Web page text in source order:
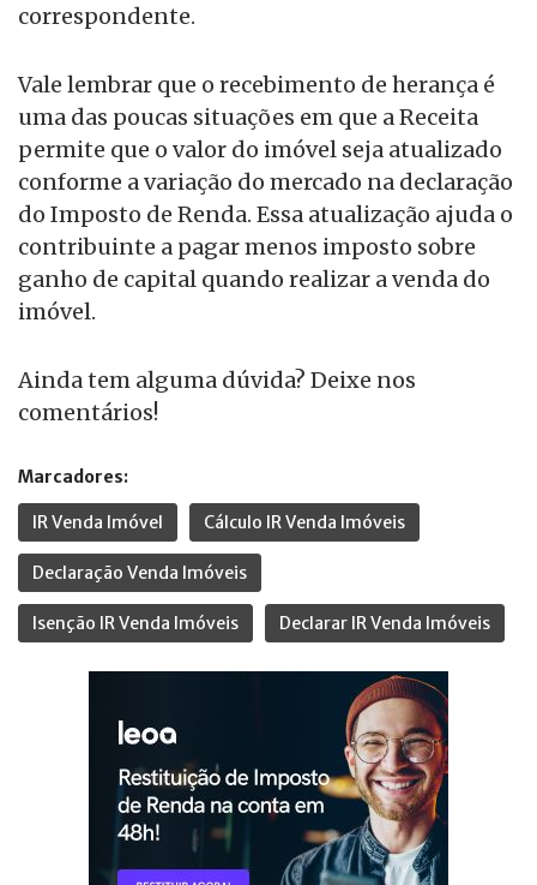
correspondente.
Vale lembrar que o recebimento de herança é
uma das poucas situações em que a Receita
permite que o valor do imóvel seja atualizado
conforme a variação do mercado na declaração
do Imposto de Renda. Essa atualização ajuda o
contribuinte a pagar menos imposto sobre
ganho de capital quando realizar a venda do
imóvel.
Ainda tem alguma dúvida? Deixe nos
comentários!
Marcadores:
IR Venda Imóvel Cálculo IR Venda Imóveis
Declaração Venda Imóveis
Isenção IR Venda Imóveis Declarar IR Venda Imóveis